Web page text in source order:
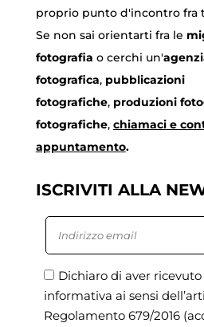
proprio punto d'incontro fra
Se non sai orientarti fra le
fotografia o cerchi un'
fotografica, pubblicazioni
fotografiche, produzioni
fotografiche, chiamacie
appuntamento.
ISCRIVITI ALLA
Dichiaro di aver
informativa ai sensi
Regolamento 679/2016